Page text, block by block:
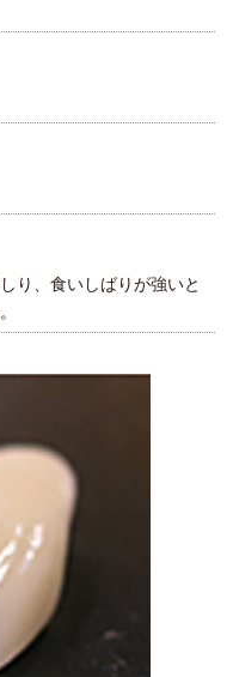
り、食いしばりが強いと